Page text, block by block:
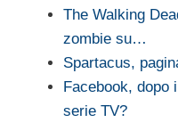
The Walking
zombie su…
Spartacus,
Facebook, dopo
serie TV?